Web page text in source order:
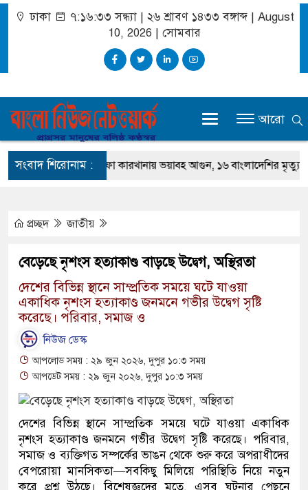
ঢাকা ৭:১৬:৩৪ সন্ধ্যা| ২৬ শ্রাবণ ১৪৩৩ বঙ্গাব্দ | August
10, 2026 | সোমবার
আরো
সংবাদ শিরোনাম :
সৌদি আরবে সোফা কারখানায় ভয়াবহ আগুন, ১৬ বাংলাদেশির মৃত্যু
প্রচ্ছদ জাতীয়
বেড়েছে নৃশংস হত্যাকাণ্ড বাড়ছে উদ্বেগ, অস্থিরতা
দেশের বিভিন্ন স্থানে সাম্প্রতিক সময়ে ঘটে যাওয়া
একাধিক নৃশংস হত্যাকাণ্ড জনমনে গভীর উদ্বেগ সৃষ্টি
করেছে। পরিবার, সমাজ ও
নিউজ ডেস্ক
আপলোড সময় : ২৯ জুন ২০২৬, দুপুর ১০:৩ সময়
আপডেট সময় : ২৯ জুন ২০২৬, দুপুর ১০:৩ সময়
দেশের বিভিন্ন স্থানে সাম্প্রতিক সময়ে ঘটে যাওয়া একাধিক
নৃশংস হত্যাকাণ্ড জনমনে গভীর উদ্বেগ সৃষ্টি করেছে। পরিবার,
সমাজ ও ব্যক্তিগত সম্পর্কের ভাঙন থেকে শুরু করে অপরাধীদের
বেপরোয়া মানসিকতা—সবকিছু মিলিয়ে পরিস্থিতি নিয়ে নতুন
করে প্রশ্ন উঠছে। বিশেষজ্ঞদের মতে, এসব ঘটনার পেছনে